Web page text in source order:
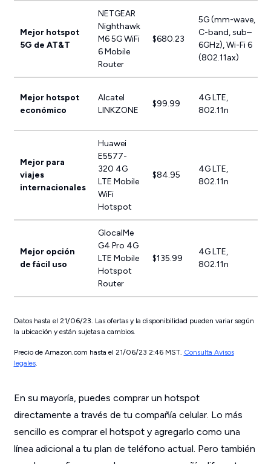
Mejor hotspot
5G de AT&T
NETGEAR
Nighthawk
M6 5G WiFi
6 Mobile
Router
$680.23
5G (mm-wave,
C-band, sub–
6GHz), Wi-Fi 6
(802.11ax)
Mejor hotspot
económico
Alcatel
LINKZONE
$99.99
4G LTE,
802.11n
Mejor para
viajes
internacionales
Huawei
E5577-
320 4G
LTE Mobile
WiFi
Hotspot
$84.95
4G LTE,
802.11n
Mejor opción
de fácil uso
GlocalMe
G4 Pro 4G
LTE Mobile
Hotspot
Router
$135.99
4G LTE,
802.11n
Datos hasta el 21/06/23. Las ofertas y la disponibilidad pueden variar según
la ubicación y están sujetas a cambios.
Precio de Amazon.com hasta el 21/06/23 2:46 MST. Consulta Avisos
legales.
En su mayoría, puedes comprar un hotspot
directamente a través de tu compañía celular. Lo más
sencillo es comprar el hotspot y agregarlo como una
línea adicional a tu plan de teléfono actual. Pero también